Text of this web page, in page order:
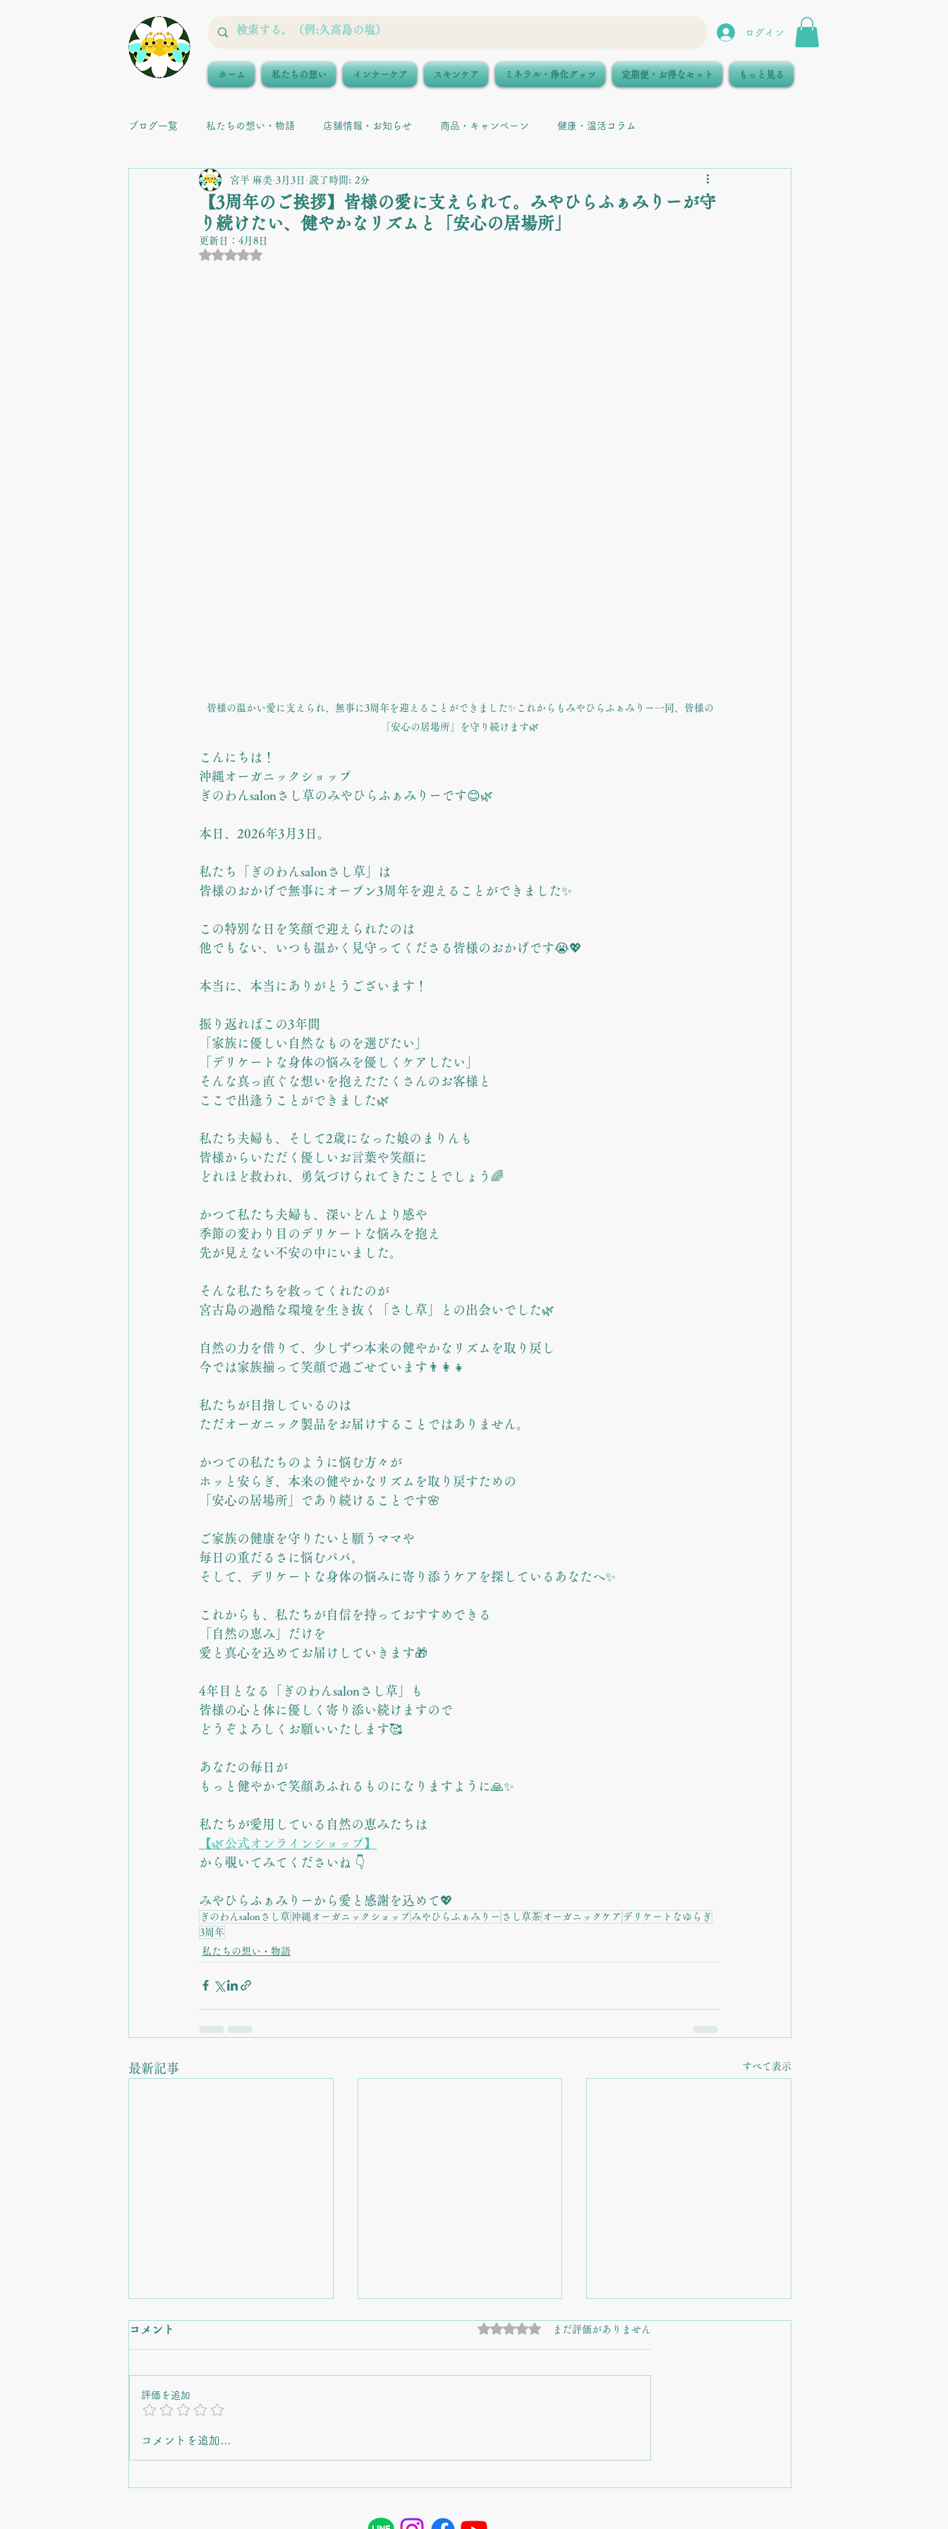
ログイン
ホーム 私たちの想い インナーケア スキンケア ミネラル・浄化グッツ 定期便・お得なセット もっと見る
ブログ一覧 私たちの想い・物語 店舗情報・お知らせ 商品・キャンペーン 健康・温活コラム
【3周年のご挨拶】皆様の愛に支えられて。みやひらふぁみりーが守
り続けたい、健やかなリズムと「安心の居場所」
宮平 麻美 3月3日 読了時間: 2分
更新日： 4月8日
5つ星のうちNaNと評価されています。
皆様の温かい愛に支えられ、無事に3周年を迎えることができました✨これからもみやひらふぁみりー一同、皆様の
「安心の居場所」を守り続けます🌿
こんにちは！
沖縄オーガニックショップ
ぎのわんsalonさし草のみやひらふぁみりーです😊🌿
本日、2026年3月3日。
私たち「ぎのわんsalonさし草」は
皆様のおかげで無事にオープン3周年を迎えることができました✨
この特別な日を笑顔で迎えられたのは
他でもない、いつも温かく見守ってくださる皆様のおかげです😭💖
本当に、本当にありがとうございます！
振り返ればこの3年間
「家族に優しい自然なものを選びたい」
「デリケートな身体の悩みを優しくケアしたい」
そんな真っ直ぐな想いを抱えたたくさんのお客様と
ここで出逢うことができました🌿
私たち夫婦も、そして2歳になった娘のまりんも
皆様からいただく優しいお言葉や笑顔に
どれほど救われ、勇気づけられてきたことでしょう🌈
かつて私たち夫婦も、深いどんより感や
季節の変わり目のデリケートな悩みを抱え
先が見えない不安の中にいました。
そんな私たちを救ってくれたのが
宮古島の過酷な環境を生き抜く「さし草」との出会いでした🌿
自然の力を借りて、少しずつ本来の健やかなリズムを取り戻し
今では家族揃って笑顔で過ごせています👨‍👩‍👧
私たちが目指しているのは
ただオーガニック製品をお届けすることではありません。
かつての私たちのように悩む方々が
ホッと安らぎ、本来の健やかなリズムを取り戻すための
「安心の居場所」であり続けることです🌸
ご家族の健康を守りたいと願うママや
毎日の重だるさに悩むパパ。
そして、デリケートな身体の悩みに寄り添うケアを探しているあなたへ✨
これからも、私たちが自信を持っておすすめできる
「自然の恵み」だけを
愛と真心を込めてお届けしていきます🎁
4年目となる「ぎのわんsalonさし草」も
皆様の心と体に優しく寄り添い続けますので
どうぞよろしくお願いいたします🥰
あなたの毎日が
もっと健やかで笑顔あふれるものになりますように🙏✨
私たちが愛用している自然の恵みたちは
【🌿公式オンラインショップ】
から覗いてみてくださいね 👇
みやひらふぁみりーから愛と感謝を込めて💖
ぎのわんsalonさし草 沖縄オーガニックショップ みやひらふぁみりー さし草茶 オーガニックケア デリケートなゆらぎ
3周年
私たちの想い・物語
最新記事 すべて表示
【忘れてはいけない信念】安
い「癒やしの時間」
コメント 5つ星のうち0と評価されています。
まだ評価がありません
評価を追加
コメントを追加…